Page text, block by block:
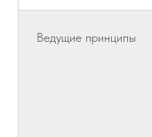
Ведущие принципы